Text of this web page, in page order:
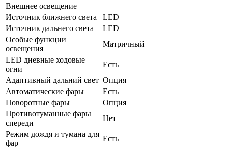
Внешнее освещение
Источник ближнего света
LED
Источник дальнего света
LED
Особые функции
освещения
Матричный
LED дневные ходовые
огни
Есть
Адаптивный дальний свет Опция
Автоматические фары
Есть
Поворотные фары
Опция
Противотуманные фары
спереди
Нет
Режим дождя и тумана для
фар
Есть